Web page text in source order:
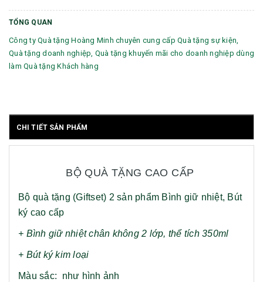
TỔNG QUAN
Công ty Quà tặng Hoàng Minh chuyên cung cấp Quà tặng sự kiện,
Quà tặng doanh nghiệp, Quà tặng khuyến mãi cho doanh nghiệp dùng
làm Quà tặng Khách hàng
CHI TIẾT SẢN PHẨM
BỘ QUÀ TẶNG CAO CẤP
Bộ quà tặng (Giftset) 2 sản phẩm Bình giữ nhiệt, Bút
ký cao cấp
+ Bình giữ nhiệt chân không 2 lớp, thể tích 350ml
+ Bút ký kim loại
Màu sắc: như hình ảnh